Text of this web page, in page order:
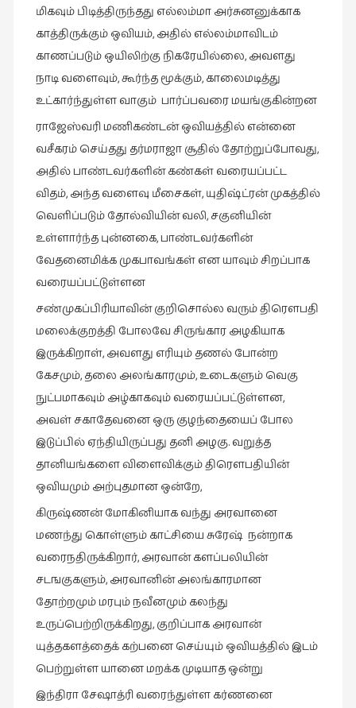
நேர்காணல்
படித்தவை
பயணங்கள்
பரிந்துரை
புகைப்படக்கலை
புத்தக
கண்காட்சி2019
புத்தக
விமர்சனம்
புத்தகக்
காட்சி
தினங்கள்
புனைவுக்குறிப்புகள்
பெயரற்ற
மேகம்
மூத்தோர்
பாடல்
மொழி
மொழியாக்கம்
மிகவும் பிடித்திருந்தது எல்லம்மா அர்சுனனுக்காக
காத்திருக்கும் ஒவியம், அதில் எல்லம்மாவிடம்
காணப்படும் ஒயிலிற்கு நிகரேயில்லை, அவளது
நாடி வளைவும், கூர்ந்த மூக்கும், காலைமடித்து
உட்கார்ந்துள்ள வாகும் பார்ப்பவரை மயங்குகின்றன
ராஜேஸ்வரி மணிகண்டன் ஒவியத்தில் என்னை
வசீகரம் செய்தது தர்மராஜா சூதில் தோற்றுப்போவது,
அதில் பாண்டவர்களின் கண்கள் வரையப்பட்ட
விதம், அந்த வளைவு மீசைகள், யுதிஷ்ட்ரன் முகத்தில்
வெளிப்படும் தோல்வியின் வலி, சகுனியின்
உள்ளார்ந்த புன்னகை, பாண்டவர்களின்
வேதனைமிக்க முகபாவங்கள் என யாவும் சிறப்பாக
வரையப்பட்டுள்ளன
சண்முகப்பிரியாவின் குறிசொல்ல வரும் திரௌபதி
மலைக்குறத்தி போலவே சிருங்கார அழகியாக
இருக்கிறாள், அவளது எரியும் தணல் போன்ற
கேசமும், தலை அலங்காரமும், உடைகளும் வெகு
நுட்பமாகவும் அழ்காகவும் வரையப்பட்டுள்ளன,
அவள் சகாதேவனை ஒரு குழந்தையைப் போல
இடுப்பில் ஏந்தியிருப்பது தனி அழகு. வறுத்த
தானியங்களை விளைவிக்கும் திரௌபதியின்
ஒவியமும் அற்புதமான ஒன்றே,
கிருஷ்ணன் மோகினியாக வந்து அரவானை
மணந்து கொள்ளும் காட்சியை சுரேஷ் நன்றாக
வரைநதிருக்கிறார், அரவான் களப்பலியின்
சடஙகுகளும், அரவானின் அலங்காரமான
தோற்றமும் மரபும் நவீனமும் கலந்து
உருப்பெற்றிருக்கிறது, குறிப்பாக அரவான்
யுத்தகளத்தைக் கற்பனை செய்யும் ஒவியத்தில் இடம்
பெற்றுள்ள யானை மறக்க முடியாத ஒன்று
இந்திரா சேஷாத்ரி வரைந்துள்ள கர்ணனை